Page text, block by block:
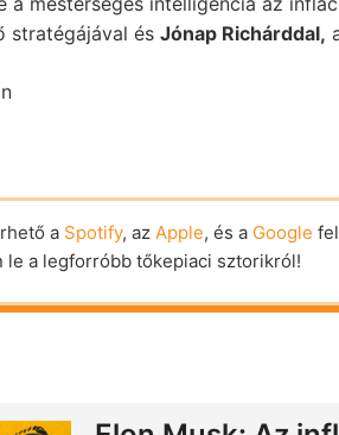
stratégájával és Jónap Richárddal,
a Spotify, az Apple, és a Google
le a legforróbb tőkepiaci sztorikról!